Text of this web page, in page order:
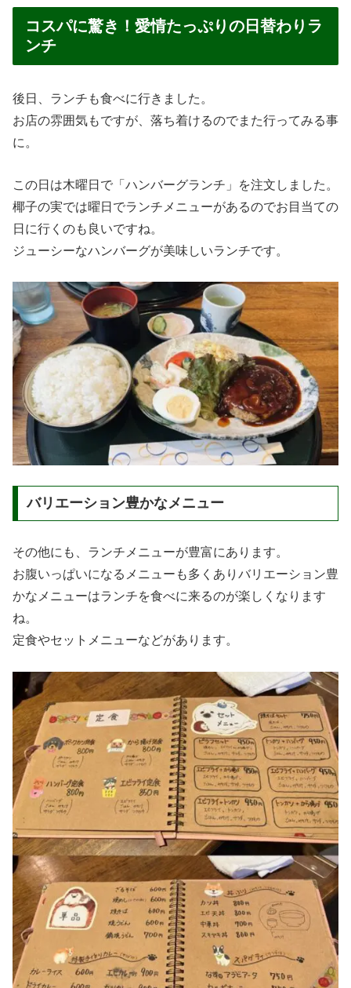
コスパに驚き！愛情たっぷりの日替わりラ
ンチ
後日、ランチも食べに行きました。
お店の雰囲気もですが、落ち着けるのでまた行ってみる事
に。
この日は木曜日で「ハンバーグランチ」を注文しました。
椰子の実では曜日でランチメニューがあるのでお目当ての
日に行くのも良いですね。
ジューシーなハンバーグが美味しいランチです。
バリエーション豊かなメニュー
その他にも、ランチメニューが豊富にあります。
お腹いっぱいになるメニューも多くありバリエーション豊
かなメニューはランチを食べに来るのが楽しくなります
ね。
定食やセットメニューなどがあります。